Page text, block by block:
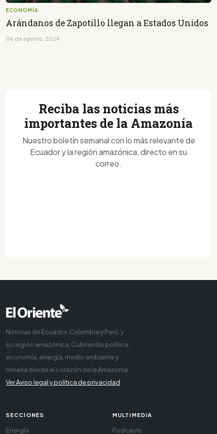
ECONOMÍA
Arándanos de Zapotillo llegan a Estados Unidos
06 de agosto, 2024
Reciba las noticias más
importantes de la Amazonía
Nuestro boletín semanal con lo más relevante de
Ecuador y la región amazónica, directo en su
correo.
Noticias de Ecuador, Colombia y Perú, y
su región amazónica. Cubriendo política,
economía, energía, medio ambiente y
minería desde el corazón de la Amazonía
Ver Aviso legal y política de privacidad
SECCIONES
Energía
MULTIMEDIA
Podcasts